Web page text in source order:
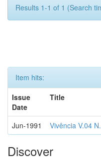
Results 1-1 of 1 (Search
Item hits:
Issue
Date
Title
Jun-1991 Vivência V.04
Discover